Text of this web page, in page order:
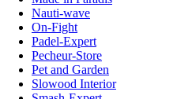
Nauti-wave
On-Fight
Padel-Expert
Pecheur-Store
Pet and Garden
Slowood Interior